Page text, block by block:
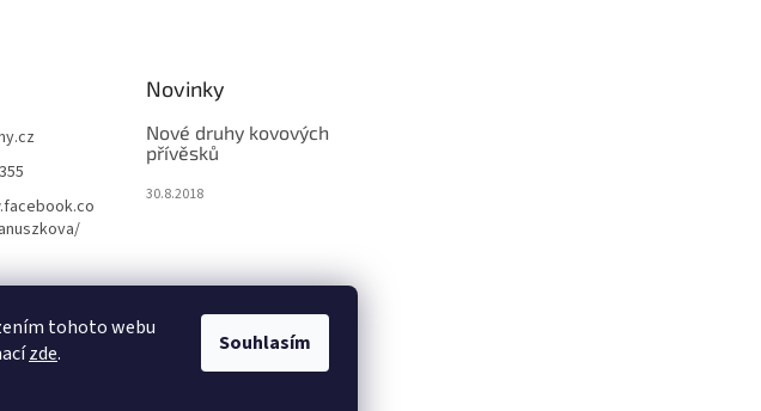
tohoto webu
zde. Souhlasím
Novinky
Nové druhy kovových
přívěsků
30.8.2018